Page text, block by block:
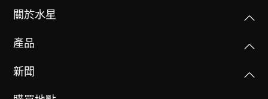
Wi-Fi 6
IEEE 802.11ax/n/b/g 2.4 GHz
訊號速率
2402 Mbps on 5 GHz, 574 Mbps on 2.4 GHz
Router, Access Point
服務品質(QoS)
WMM
5 × 3.2 × 3.3 in (128 × 81 × 83.7 mm)
關於水星
產品
新聞